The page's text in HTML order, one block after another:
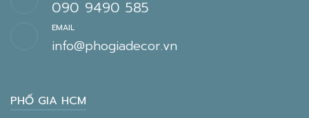
090 9490 585
EMAIL
info@phogiadecor.vn
PHỐ GIA HCM